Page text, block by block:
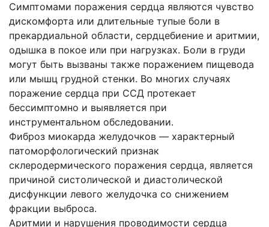
Симптомами поражения сердца являются чувство
дискомфорта или длительные тупые боли в
прекардиальной области, сердцебиение и аритмии,
одышка в покое или при нагрузках. Боли в груди
могут быть вызваны также поражением пищевода
или мышц грудной стенки. Во многих случаях
поражение сердца при ССД протекает
бессимптомно и выявляется при
инструментальном обследовании.
Фиброз миокарда желудочков — характерный
патоморфологический признак
склеродермического поражения сердца, является
причиной систолической и диастолической
дисфункции левого желудочка со снижением
фракции выброса.
Аритмии и нарушения проводимости сердца